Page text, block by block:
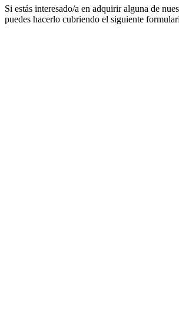
Si estás interesado/a en adquirir alguna de
puedes hacerlo cubriendo el siguiente